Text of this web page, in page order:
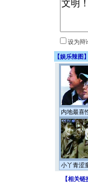
设为
【娱乐辣图 】
内地最喜
小丫青涩
【相关链